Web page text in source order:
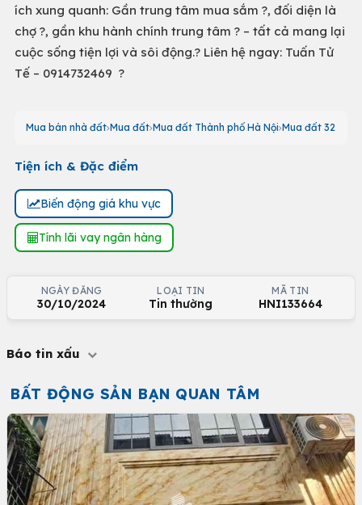
ích xung quanh: Gần trung tâm mua sắm ?, đối diện là
chợ ?, gần khu hành chính trung tâm ?️ – tất cả mang lại
cuộc sống tiện lợi và sôi động.? Liên hệ ngay: Tuấn Tử
Tế – 0914732469 ?
Mua bán nhà đất Mua đất Mua đất Thành phố Hà Nội Mua đất 32
Tiện ích & Đặc điểm
Biến động giá khu vực
Tính lãi vay ngân hàng
NGÀY ĐĂNG
30/10/2024
LOẠI TIN
Tin thường
MÃ TIN
HNI133664
Báo tin xấu
BẤT ĐỘNG SẢN BẠN QUAN TÂM